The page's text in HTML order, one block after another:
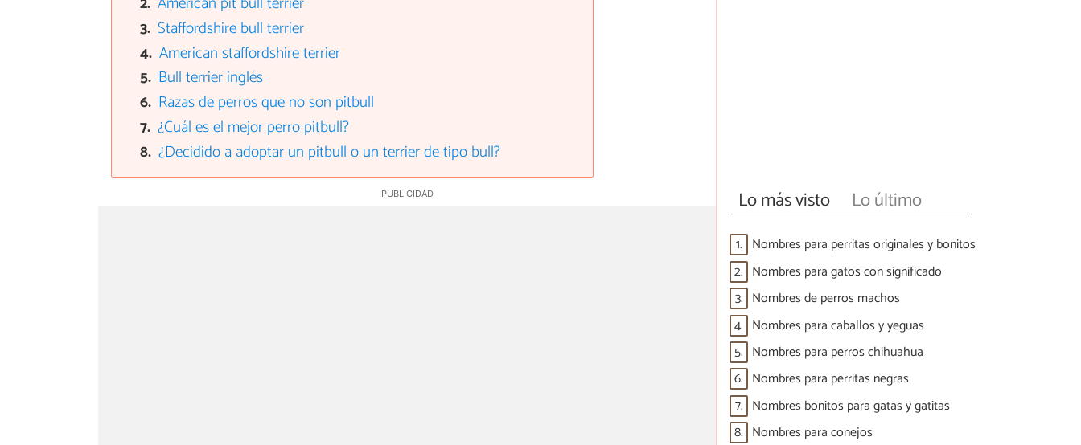
Staffordshire bull terrier
American staffordshire terrier
Bull terrier inglés
Razas de perros que no son pitbull
¿Cuál es el mejor perro pitbull?
¿Decidido a adoptar un pitbull o un terrier de tipo bull?
Lo más visto Lo último
1. Nombres para perritas originales y bonitos
2. Nombres para gatos con significado
3. Nombres de perros machos
4. Nombres para caballos y yeguas
5. Nombres para perros chihuahua
6. Nombres para perritas negras
7. Nombres bonitos para gatas y gatitas
8. Nombres para conejos